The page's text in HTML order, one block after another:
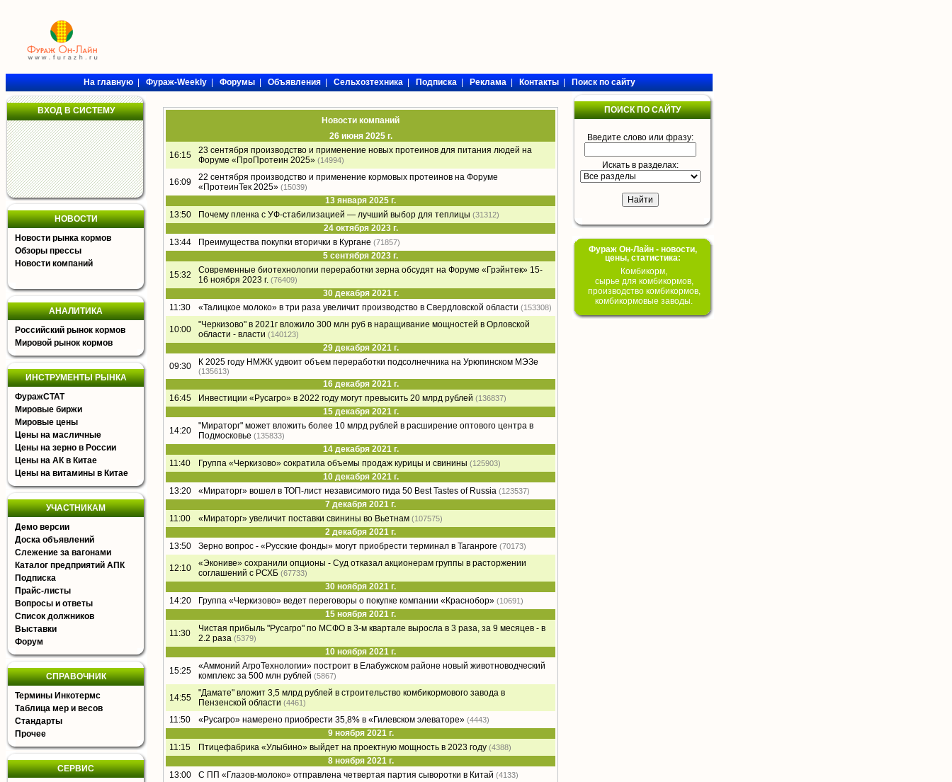
На главную|Фураж-Weekly|Форумы|Объявления|Сельхозтехника|Подписка|Реклама|Контакты|Поиск по сайту
ВХОД В СИСТЕМУ
НОВОСТИ
Новости рынка кормов
Обзоры прессы
Новости компаний
АНАЛИТИКА
Российский рынок кормов
Мировой рынок кормов
ИНСТРУМЕНТЫ РЫНКА
ФуражСТАТ
Мировые биржи
Мировые цены
Цены на масличные
Цены на зерно в России
Цены на АК в Китае
Цены на витамины в Китае
УЧАСТНИКАМ
Демо версии
Доска объявлений
Слежение за вагонами
Каталог предприятий АПК
Подписка
Прайс-листы
Вопросы и ответы
Список должников
Выставки
Форум
СПРАВОЧНИК
Термины Инкотермс
Таблица мер и весов
Стандарты
Прочее
СЕРВИС
Новости компаний
26 июня 2025 г.
16:15
23 сентября производство и применение новых протеинов для питания людей на
Форуме «ПроПротеин 2025» (14994)
16:09
22 сентября производство и применение кормовых протеинов на Форуме
«ПротеинТек 2025» (15039)
13 января 2025 г.
13:50
Почему пленка с УФ-стабилизацией — лучший выбор для теплицы (31312)
24 октября 2023 г.
13:44
Преимущества покупки вторички в Кургане (71857)
5 сентября 2023 г.
15:32
Современные биотехнологии переработки зерна обсудят на Форуме «Грэйнтек» 15-
16 ноября 2023 г. (76409)
30 декабря 2021 г.
11:30
«Талицкое молоко» в три раза увеличит производство в Свердловской области (153308)
10:00
"Черкизово" в 2021г вложило 300 млн руб в наращивание мощностей в Орловской
области - власти (140123)
29 декабря 2021 г.
09:30
К 2025 году НМЖК удвоит объем переработки подсолнечника на Урюпинском МЭЗе
(135613)
16 декабря 2021 г.
16:45
Инвестиции «Русагро» в 2022 году могут превысить 20 млрд рублей (136837)
15 декабря 2021 г.
14:20
"Мираторг" может вложить более 10 млрд рублей в расширение оптового центра в
Подмосковье (135833)
14 декабря 2021 г.
11:40
Группа «Черкизово» сократила объемы продаж курицы и свинины (125903)
10 декабря 2021 г.
13:20
«Мираторг» вошел в ТОП-лист независимого гида 50 Best Tastes of Russia (123537)
7 декабря 2021 г.
11:00
«Мираторг» увеличит поставки свинины во Вьетнам (107575)
2 декабря 2021 г.
13:50
Зерно вопрос - «Русские фонды» могут приобрести терминал в Таганроге (70173)
12:10
«Экониве» сохранили опционы - Суд отказал акционерам группы в расторжении
соглашений с РСХБ (67733)
30 ноября 2021 г.
14:20
Группа «Черкизово» ведет переговоры о покупке компании «Краснобор» (10691)
15 ноября 2021 г.
11:30
Чистая прибыль "Русагро" по МСФО в 3-м квартале выросла в 3 раза, за 9 месяцев - в
2.2 раза (5379)
10 ноября 2021 г.
15:25
«Аммоний АгроТехнологии» построит в Елабужском районе новый животноводческий
комплекс за 500 млн рублей (5867)
14:55
"Дамате" вложит 3,5 млрд рублей в строительство комбикормового завода в
Пензенской области (4461)
11:50 «Русагро» намерено приобрести 35,8% в «Гилевском элеваторе» (4443)
9 ноября 2021 г.
11:15
Птицефабрика «Улыбино» выйдет на проектную мощность в 2023 году (4388)
8 ноября 2021 г.
13:00
С ПП «Глазов-молоко» отправлена четвертая партия сыворотки в Китай (4133)
ПОИСК ПО САЙТУ
Введите слово или фразу:
Искать в разделах:
Фураж Он-Лайн - новости,
цены, статистика:
Комбикорм,
сырье для комбикормов,
производство комбикормов,
комбикормовые заводы.